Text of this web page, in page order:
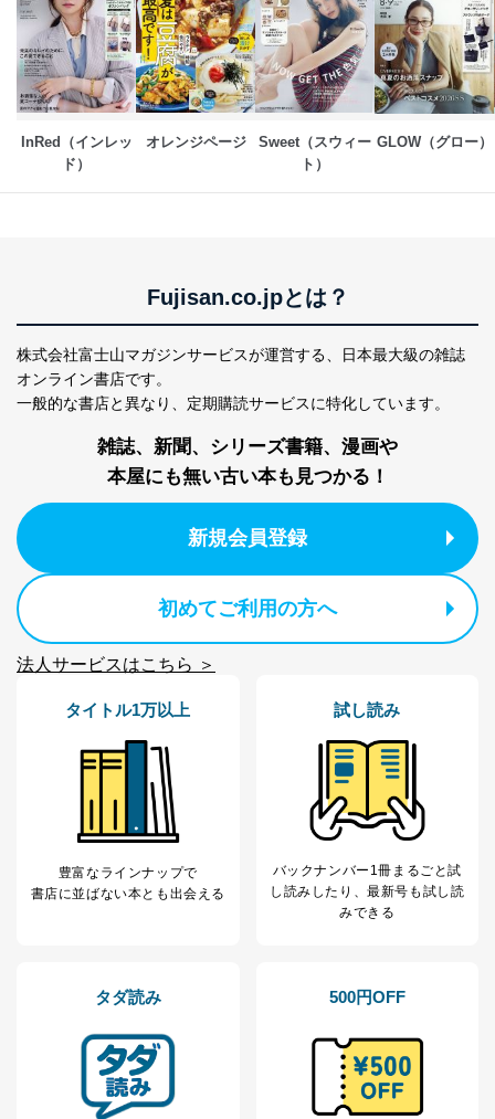
1
当社の定期購読サ
ービス等をご利用
購入商品の配送のため
商品代金回収のため
ｅメール等による商品、サービ
ス、キャンペーン等の広告の案内
のため
個人が特定できない形で取得した
閲覧履歴や購買履歴等の情報を分
析して、趣味・嗜好に
応じた新商品・サービスに関する
広告のため
3
当社カスタマーQ＆
Aサービス利用者
カスタマーQ＆Aサイトの投稿内容
の確認のため
ｅメール等によるカスタマーQ＆A
サイトのサービス内容のご案内の
ス、キャンペーン等の広告に関す
採用応募者の方の
個人情報
採用選考、ご連絡のため
5
パートナー（提携
定期購読サービス
等をご利用の方の
個人情報
購入商品配送のため
ル等による商品、
サービス、キャンペーン等の広告
に関するご案内のため
SNS公式アカウン
トに登録された方
の個人情報
当社のサービス利用状況の把握お
お問い合わせ対応、トラブル対
その他当社のプライバシーポリシ
ー等にて公表する利用目的達成の
※上記の利用目的のうちNo.1～5については保有個人デ
ータ（開示対象個人情報）の利用目的であり、下記4.の
開示等のご請求に対応させていただきます。
なお、6、7については、パートナー（提携企業）様又は
３．個人情報の第三者提供について
本人の同意を得ることなく第三者に提供することはあり
ません。ただし、次の場合は除きます。
法令に基づく場合
InRed（インレッ
ド）
オレンジページ
Sweet（スウィー
ト）
GLOW（グロー）
Fujisan.co.jpとは？
株式会社富士山マガジンサービスが運営する、
日本最大級の雑誌
オンライン書店です。
一般的な書店と異なり、 定期購読サービスに特化しています。
雑誌、新聞、シリーズ書籍、漫画や
本屋にも無い古い本も見つかる！
新規会員登録
初めてご利用の方へ
法人サービスはこちら ＞
タイトル1万以上
豊富なラインナップで
書店に並ばない本とも出会える
試し読み
バックナンバー1冊まるごと試
し読み したり、最新号も試し読
みできる
タダ読み 500円OFF